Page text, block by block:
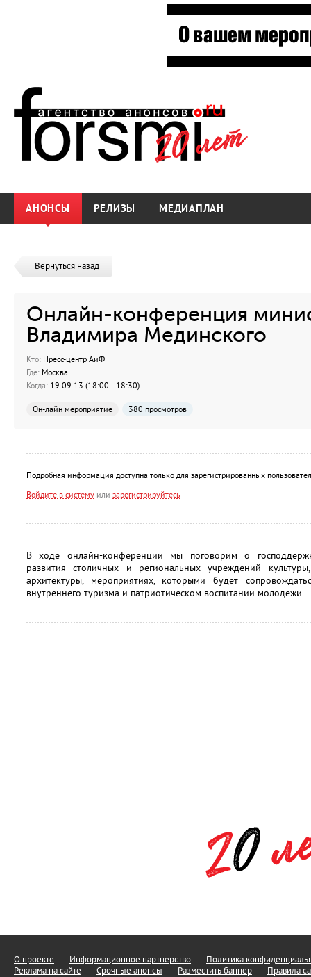
АНОНСЫ РЕЛИЗЫ МЕДИАПЛАН
Вернуться назад
Онлайн-конференция
Владимира Мединского
Кто: Пресс-центр АиФ
Где: Москва
Когда: 19.09.13 (18:00—18:30)
Он-лайн мероприятие 380 просмотров
Подробная информация доступна только для зарегистрированных
Войдите в систему или зарегистрируйтесь
В ходе онлайн-конференции мы поговорим о
развития столичных и региональных учреждений
архитектуры, мероприятиях, которыми будет
внутреннего туризма и патриотическом воспитании молодежи.
О проекте Информационное партнерство
Политика
Реклама на сайте
Срочные анонсы Разместить баннер Правила